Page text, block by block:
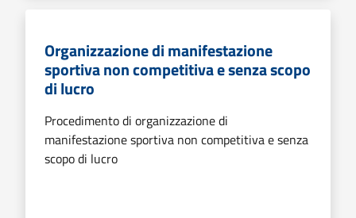
Organizzazione di manifestazione
sportiva non competitiva e senza scopo
di lucro
Procedimento di organizzazione di
manifestazione sportiva non competitiva e senza
scopo di lucro